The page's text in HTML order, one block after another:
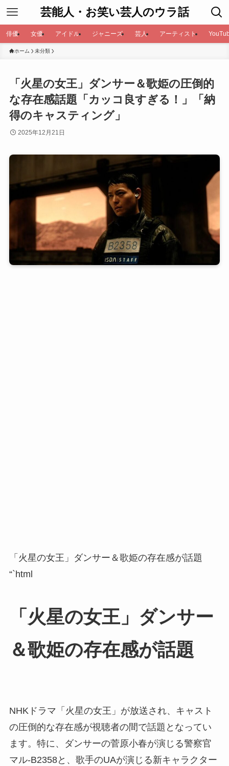
芸能人・お笑い芸人のウラ話
俳優 女優 アイドル ジャニーズ 芸人 アーティスト
ホーム 未分類
「火星の女王」ダンサー＆歌姫の圧倒的
な存在感話題「カッコ良すぎる！」「納
得のキャスティング」
2025年12月21日
「火星の女王」ダンサー＆歌姫の存在感が話題
“`html
「火星の女王」ダンサー
＆歌姫の存在感が話題
NHKドラマ「火星の女王」が放送され、キャスト
の圧倒的な存在感が視聴者の間で話題となってい
ます。特に、ダンサーの菅原小春が演じる警察官
マル-B2358と、歌手のUAが演じる新キャラクター